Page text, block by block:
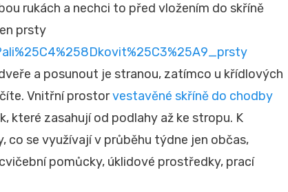
rukách a nechci to před vložením do skříně
prsty
a posunout je stranou, zatímco u křídlových
Vnitřní prostorvestavěné skříně do chodby
které zasahují od podlahy až ke stropu. K
co se využívají v průběhu týdne jen občas,
pomůcky, úklidové prostředky, prací